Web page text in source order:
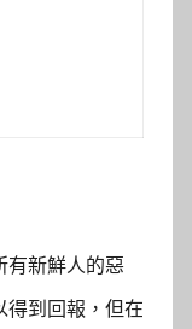
有新鮮人的惡
得到回報，但在